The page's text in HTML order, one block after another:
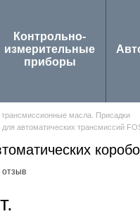
Контрольно-
измерительные
приборы
масла. Присадки
автоматических трансмиссий
отзыв